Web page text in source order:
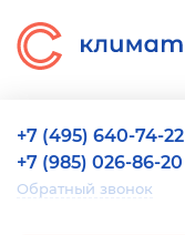
+7 (495) 640-74-22
+7 (985) 026-86-20
Обратный звонок